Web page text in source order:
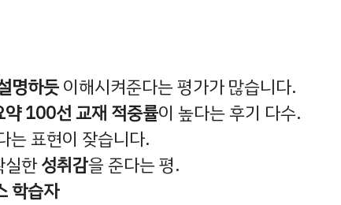
명하듯이해시켜준다는 평가가 많습니다.
약 100선 교재 적중률이 높다는 후기 다수.
는 표현이 잦습니다.
실한성취감을 준다는 평.
학습자